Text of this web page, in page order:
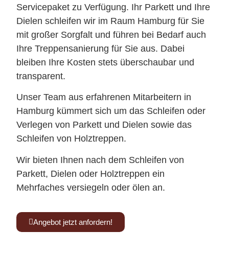
Servicepaket zu Verfügung. Ihr Parkett und Ihre
Dielen schleifen wir im Raum Hamburg für Sie
mit großer Sorgfalt und führen bei Bedarf auch
Ihre Treppensanierung für Sie aus. Dabei
bleiben Ihre Kosten stets überschaubar und
transparent.
Unser Team aus erfahrenen Mitarbeitern in
Hamburg kümmert sich um das Schleifen oder
Verlegen von Parkett und Dielen sowie das
Schleifen von Holztreppen.
Wir bieten Ihnen nach dem Schleifen von
Parkett, Dielen oder Holztreppen ein
Mehrfaches versiegeln oder ölen an.
Angebot jetzt anfordern!